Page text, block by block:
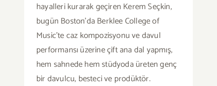
hayalleri kurarak geçiren Kerem Seçkin,
bugün Boston’da Berklee College of
Music’te caz kompozisyonu ve davul
performansı üzerine çift ana dal yapmış,
hem sahnede hem stüdyoda üreten genç
bir davulcu, besteci ve prodüktör.